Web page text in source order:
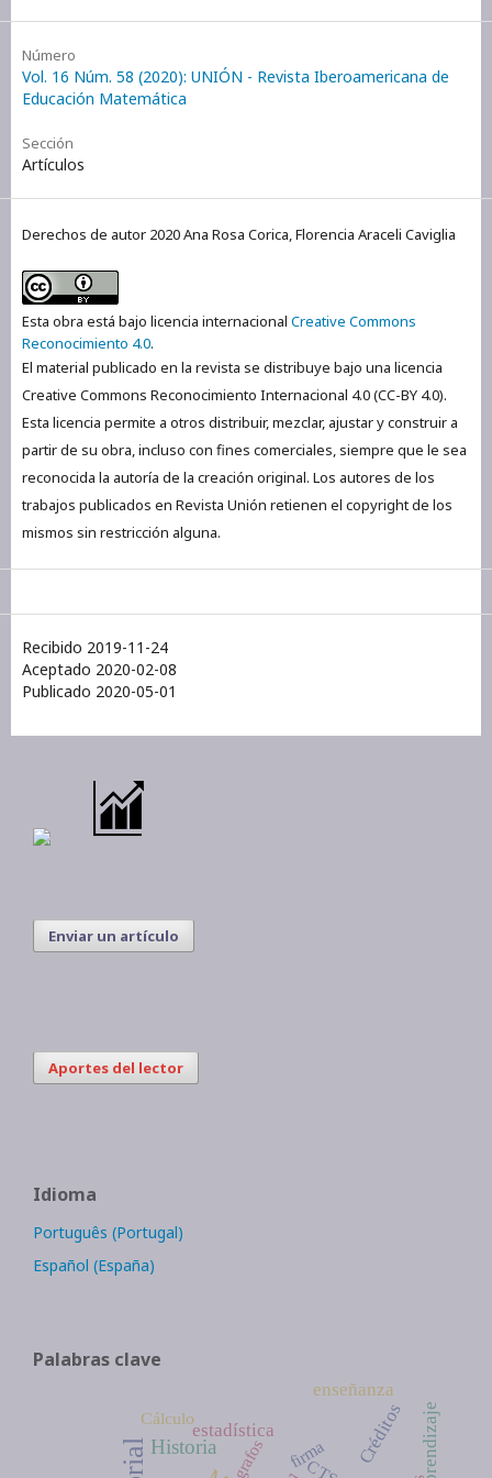
Número
Vol. 16 Núm. 58 (2020): UNIÓN - Revista Iberoamericana de
Educación Matemática
Sección
Artículos
Derechos de autor 2020 Ana Rosa Corica, Florencia Araceli Caviglia
Esta obra está bajo licencia internacional Creative Commons
Reconocimiento 4.0.
El material publicado en la revista se distribuye bajo una licencia
Creative Commons Reconocimiento Internacional 4.0 (CC-BY 4.0).
Esta licencia permite a otros distribuir, mezclar, ajustar y construir a
partir de su obra, incluso con fines comerciales, siempre que le sea
reconocida la autoría de la creación original. Los autores de los
trabajos publicados en Revista Unión retienen el copyright de los
mismos sin restricción alguna.
Recibido 2019-11-24
Aceptado 2020-02-08
Publicado 2020-05-01
Enviar un artículo
Aportes del lector
Idioma
Português (Portugal)
Español (España)
Palabras clave
Historia
estadística Créditos aprendizaje
enseñanza
firma
Cálculo
grafos